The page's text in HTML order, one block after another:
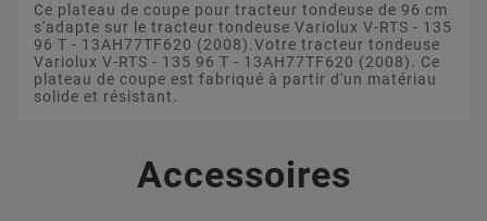
Ce plateau de coupe pour tracteur tondeuse de 96 cm
s'adapte sur le tracteur tondeuse Variolux V-RTS - 135
96 T - 13AH77TF620 (2008).Votre tracteur tondeuse
Variolux V-RTS - 135 96 T - 13AH77TF620 (2008). Ce
plateau de coupe est fabriqué à partir d'un matériau
solide et résistant.
Accessoires